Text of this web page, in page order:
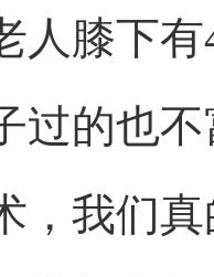
人膝下
过的也
，我们